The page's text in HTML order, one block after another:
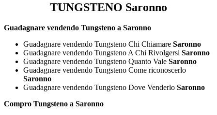
TUNGSTENO Saronno
Guadagnare vendendo Tungsteno a Saronno
Guadagnare vendendo Tungsteno Chi Chiamare Saronno
Guadagnare vendendo Tungsteno A Chi Rivolgersi Saronno
Guadagnare vendendo Tungsteno Quanto Vale Saronno
Guadagnare vendendo Tungsteno Come riconoscerlo
Saronno
Guadagnare vendendo Tungsteno Dove Venderlo Saronno
Compro Tungsteno a Saronno